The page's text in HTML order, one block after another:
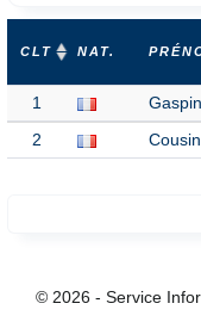
CLT NAT.
1
2
© 2026 - Service